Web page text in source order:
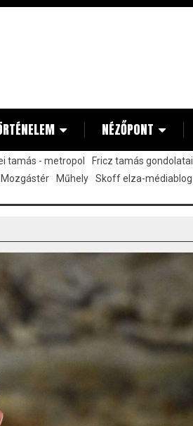
NÉZŐPONT
tamás - metropol Fricz tamás gondolatai
Mozgástér Műhely Skoff elza-médiablog